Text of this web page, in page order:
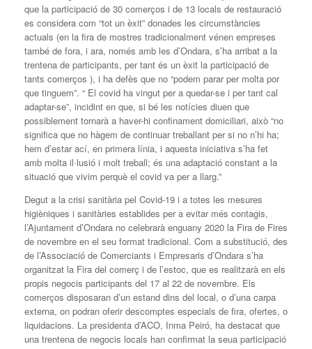
que la participació de 30 comerços i de 13 locals de restauració
es considera com “tot un èxit” donades les circumstàncies
actuals (en la fira de mostres tradicionalment vénen empreses
també de fora, i ara, només amb les d’Ondara, s’ha arribat a la
trentena de participants, per tant és un èxit la participació de
tants comerços ), i ha defès que no “podem parar per molta por
que tinguem”. “ El covid ha vingut per a quedar-se i per tant cal
adaptar-se”, incidint en que, si bé les notícies diuen que
possiblement tornarà a haver-hi confinament domiciliari, això “no
significa que no hàgem de continuar treballant per si no n’hi ha;
hem d’estar ací, en primera línia, i aquesta iniciativa s’ha fet
amb molta il·lusió i molt treball; és una adaptació constant a la
situació que vivim perquè el covid va per a llarg.”
Degut a la crisi sanitària pel Covid-19 i a totes les mesures
higièniques i sanitàries establides per a evitar més contagis,
l’Ajuntament d’Ondara no celebrarà enguany 2020 la Fira de Fires
de novembre en el seu format tradicional. Com a substitució, des
de l’Associació de Comerciants i Empresaris d’Ondara s’ha
organitzat la Fira del comerç i de l’estoc, que es realitzarà en els
propis negocis participants del 17 al 22 de novembre. Els
comerços disposaran d’un estand dins del local, o d’una carpa
externa, on podran oferir descomptes especials de fira, ofertes, o
liquidacions. La presidenta d’ACO, Inma Peiró, ha destacat que
una trentena de negocis locals han confirmat la seua participació